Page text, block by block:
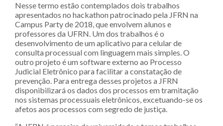
Nesse termo estão contemplados dois trabalhos
apresentados no hackathon patrocinado pela JFRN na
Campus Party de 2018, que envolvem alunos e
professores da UFRN. Um dos trabalhos é o
desenvolvimento de um aplicativo para celular de
consulta processual com linguagem mais simples. O
outro projeto é um software externo ao Processo
Judicial Eletrônico para facilitar a constatação de
prevenção. Para entrega desses projetos a JFRN
disponibilizará os dados dos processos em tramitação
nos sistemas processuais eletrônicos, excetuando-se os
afetos aos processos com segredo de justiça.